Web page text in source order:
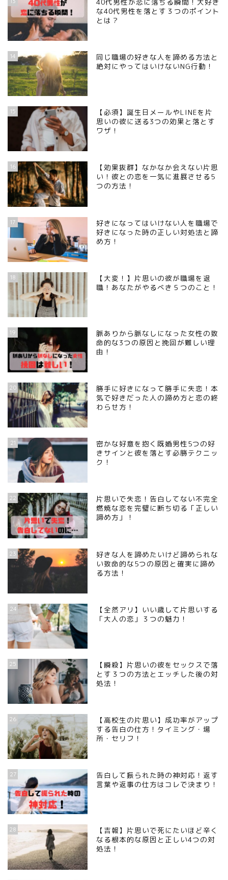
な40代男性を落とす３つのポイント
とは？
14
同じ職場の好きな人を諦める方法と
絶対にやってはいけないNG行動！
15
【必須】誕生日メールやLINEを片
思いの彼に送る3つの効果と落とす
ワザ！
16
【効果抜群】なかなか会えない片思
い！彼との恋を一気に進展させる5
つの方法！
17
好きになってはいけない人を職場で
好きになった時の正しい対処法と諦
め方！
18
【大変！】片思いの彼が職場を退
職！あなたがやるべき５つのこと！
19
脈ありから脈なしになった女性の致
命的な3つの原因と挽回が難しい理
由！
20
勝手に好きになって勝手に失恋！本
気で好きだった人の諦め方と恋の終
わらせ方！
21
密かな好意を抱く既婚男性5つの好
きサインと彼を落とす必勝テクニッ
ク！
22
片思いで失恋！告白してない不完全
燃焼な恋を完璧に断ち切る「正しい
諦め方」！
23
好きな人を諦めたいけど諦められな
い致命的な5つの原因と確実に諦め
る方法！
24
【全然アリ】いい歳して片思いする
「大人の恋」３つの魅力！
25
【瞬殺】片思いの彼をセックスで落
とす３つの方法とエッチした後の対
処法！
26
【高校生の片思い】成功率がアップ
する告白の仕方！タイミング・場
所・セリフ！
27
告白して振られた時の神対応！返す
言葉や返事の仕方はコレで決まり！
28
【吉報】片思いで死にたいほど辛く
なる根本的な原因と正しい4つの対
処法！